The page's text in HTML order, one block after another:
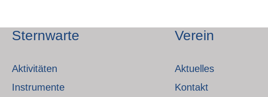
Sternwarte
Aktivitäten
Instrumente
Verein
Aktuelles
Kontakt